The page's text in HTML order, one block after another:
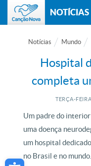
NOTÍCIAS
Notícias Mundo
Hospital
completa
TERÇA-
Um padre do
uma doença
um hospital
no Brasil e no